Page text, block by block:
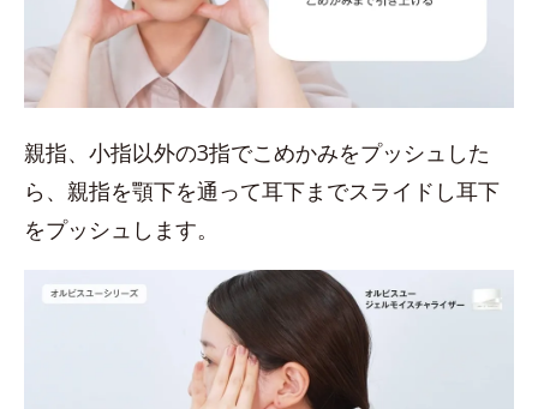
親指、小指以外の3指でこめかみをプッシュした
ら、親指を顎下を通って耳下までスライドし耳下
をプッシュします。